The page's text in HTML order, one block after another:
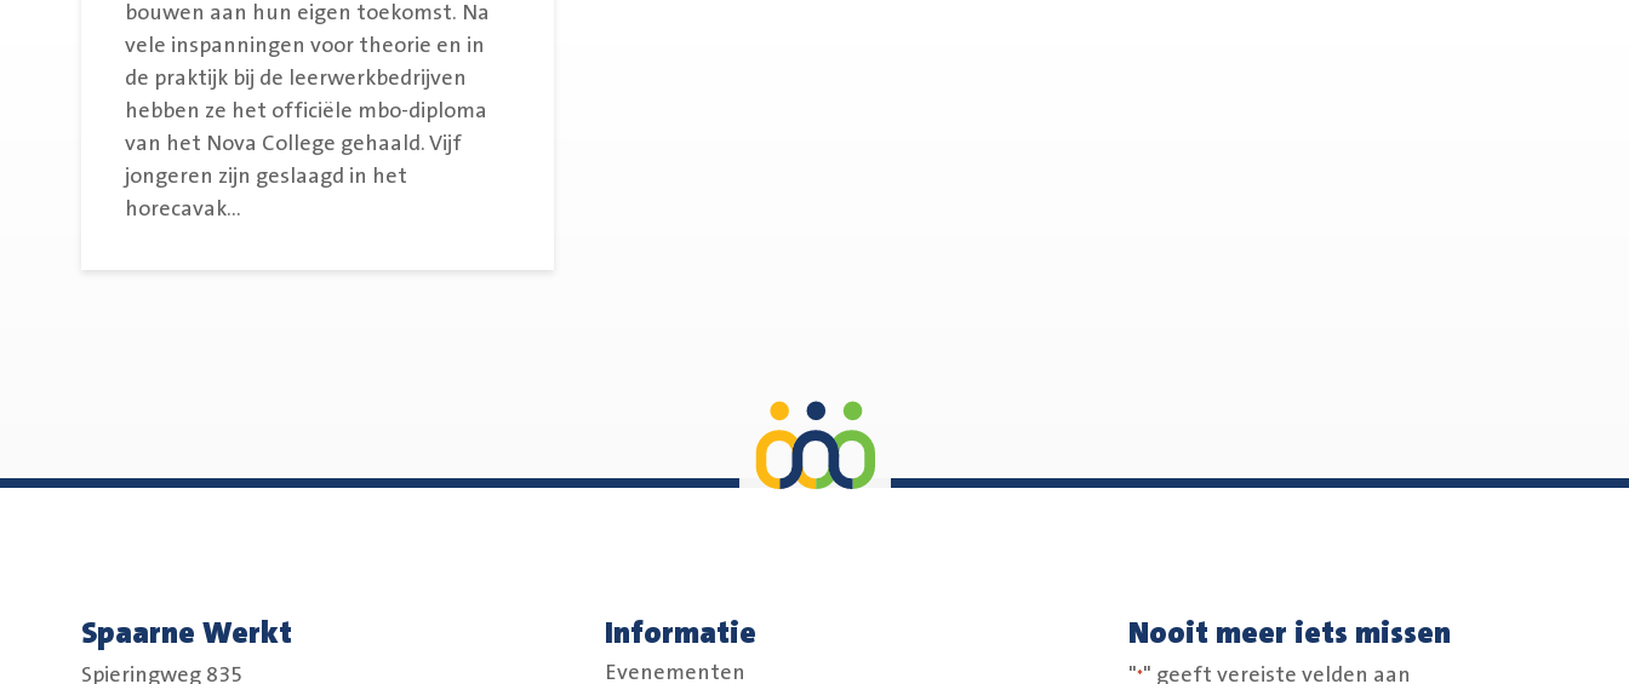
bouwen aan hun eigen toekomst. Na
vele inspanningen voor theorie en in
de praktijk bij de leerwerkbedrijven
hebben ze het officiële mbo-diploma
van het Nova College gehaald. Vijf
jongeren zijn geslaagd in het
horecavak...
Spaarne Werkt
Spieringweg 835
Informatie
Evenementen
Nooit meer iets missen
"*" geeft vereiste velden aan